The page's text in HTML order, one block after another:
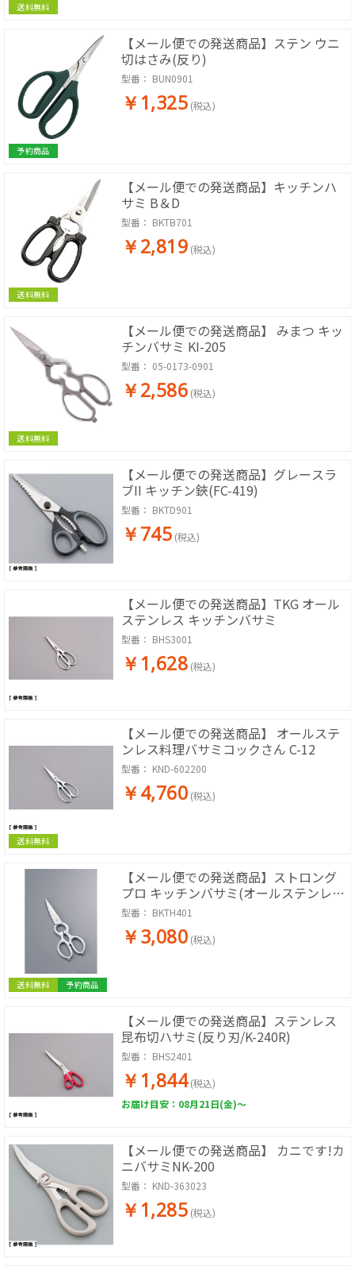
送料無料
予約商品
【メール便での発送商品】ステン ウニ
切はさみ(反り)
型番： BUN0901
￥1,325 (税込)
送料無料
【メール便での発送商品】キッチンハ
サミ B＆D
型番： BKTB701
￥2,819 (税込)
送料無料
【メール便での発送商品】 みまつ キッ
チンバサミ KI-205
型番： 05-0173-0901
￥2,586 (税込)
【メール便での発送商品】グレースラ
ブII キッチン鋏(FC-419)
型番： BKTD901
￥745 (税込)
【メール便での発送商品】TKG オール
ステンレス キッチンバサミ
型番： BHS3001
￥1,628 (税込)
送料無料
【メール便での発送商品】 オールステ
ンレス料理バサミコックさん C-12
型番： KND-602200
￥4,760 (税込)
送料無料 予約商品
【メール便での発送商品】ストロング
プロ キッチンバサミ(オールステンレ
ス)
型番： BKTH401
￥3,080 (税込)
【メール便での発送商品】ステンレス
昆布切ハサミ(反り刃/K-240R)
型番： BHS2401
￥1,844 (税込)
お届け目安：08月21日(金)～
【メール便での発送商品】 カニです!カ
ニバサミNK-200
型番： KND-363023
￥1,285 (税込)